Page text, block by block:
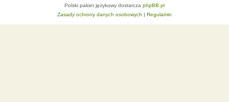
Polski pakiet językowy dostarcza phpBB.pl
Zasady ochrony danych osobowych | Regulamin